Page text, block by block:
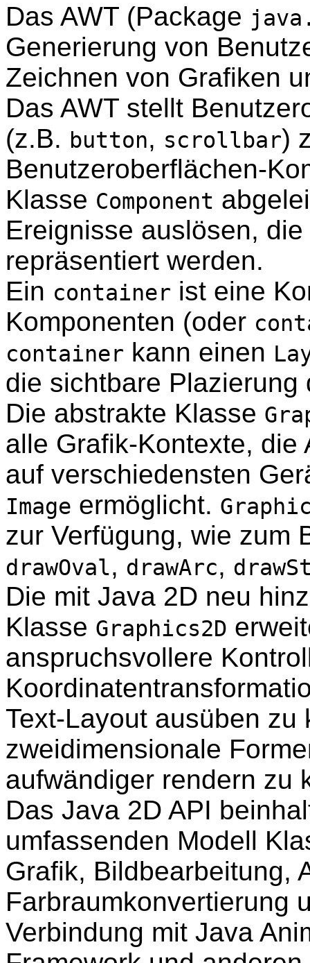
Das AWT (Package
Generierung von
Zeichnen von Grafiken
Das AWT stellt
(z.B. button, scrollbar)
Benutzeroberflächen-
Klasse Component
Ereignisse auslösen,
repräsentiert werden.
Ein container ist eine
Komponenten (oder
container kann einen
die sichtbare
Die abstrakte Klasse
alle Grafik-Kontexte,
auf verschiedensten
Image ermöglicht.
zur Verfügung, wie zum
drawOval, drawArc,
Die mit Java 2D neu
Klasse Graphics2D
anspruchsvollere
Text-Layout ausüben zu
zweidimensionale
aufwändiger rendern zu
Das Java 2D API
umfassenden Modell
Grafik, Bildbearbeitung,
Farbraumkonvertierung
Verbindung mit Java